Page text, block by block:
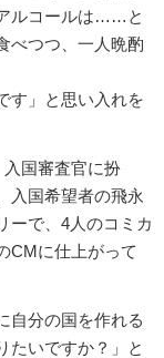
ルコールは……と
べつつ、一人晩酌
す」と思い入れを
国審査官に扮
入国希望者の飛永
で、4人のコミカ
CMに仕上がって
自分の国を作れる
たいですか？」と